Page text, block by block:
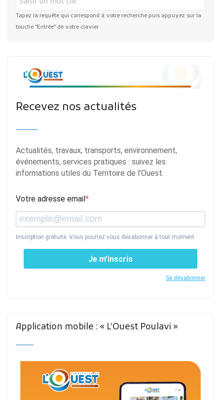
Tapez la requête qui correspond à votre recherche puis appuyez sur la
touche "Entrée" de votre clavier.
Recevez nos actualités
Actualités, travaux, transports, environnement,
événements, services pratiques : suivez les
informations utiles du Territoire de l’Ouest.
Votre adresse email
Inscription gratuite. Vous pourrez vous désabonner à tout moment.
Je m’inscris
Se désabonner
Application mobile : « L’Ouest Poulavi »